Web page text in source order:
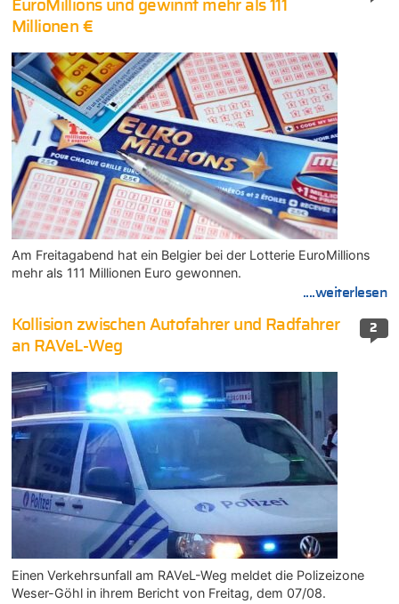
EuroMillions und gewinnt mehr als 111
Millionen €
Am Freitagabend hat ein Belgier bei der Lotterie EuroMillions
mehr als 111 Millionen Euro gewonnen.
....weiterlesen
2
Kollision zwischen Autofahrer und Radfahrer
an RAVeL-Weg
Einen Verkehrsunfall am RAVeL-Weg meldet die Polizeizone
Weser-Göhl in ihrem Bericht von Freitag, dem 07/08.